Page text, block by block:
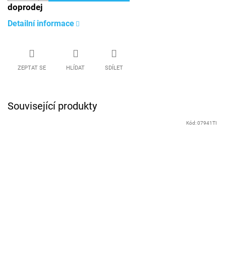
doprodej
Detailní informace
ZEPTAT SE HLÍDAT SDÍLET
Související produkty
Kód:07941TI